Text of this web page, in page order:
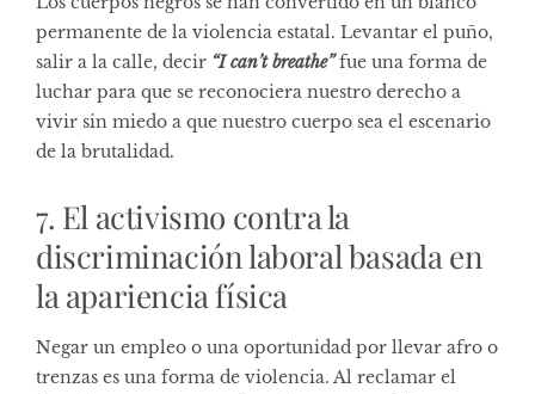
permanente de la violencia estatal. Levantar el puño,
salir a la calle, decir “I can’t breathe”fue una forma de
luchar para que se reconociera nuestro derecho a
vivir sin miedo a que nuestro cuerpo sea el escenario
de la brutalidad.
7. El activismo contra la
discriminación laboral basada en
la apariencia física
Negar un empleo o una oportunidad por llevar afro o
trenzas es una forma de violencia. Al reclamar el